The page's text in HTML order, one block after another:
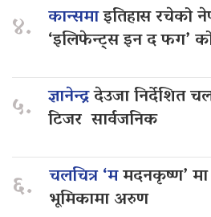
४. कान्समाइतिहास रचेको
‘इलिफेन्ट्स इन द फग’
५. ज्ञानेन्द्रदेउजा निर्देशित
टिजर सार्वजनिक
६. चलचित्र ‘ममदनकृष्ण’
भूमिकामा अरुण